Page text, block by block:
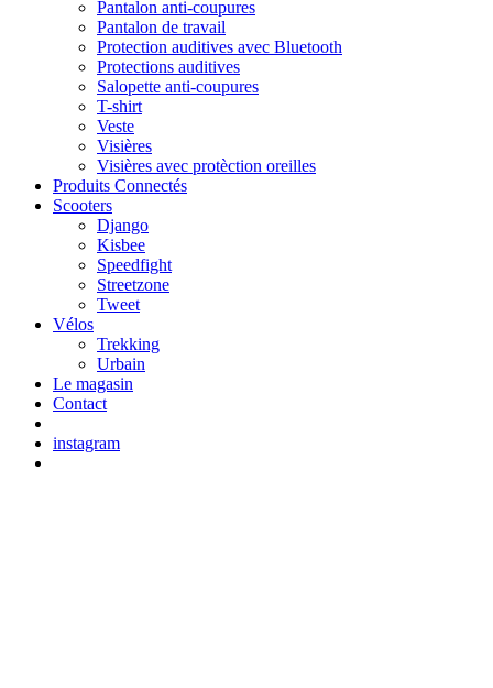
Pantalon anti-coupures
Pantalon de travail
Protection auditives avec Bluetooth
Protections auditives
Salopette anti-coupures
T-shirt
Veste
Visières
Visières avec protèction oreilles
Produits Connectés
Scooters
Django
Kisbee
Speedfight
Streetzone
Tweet
Vélos
Trekking
Urbain
Le magasin
Contact
instagram